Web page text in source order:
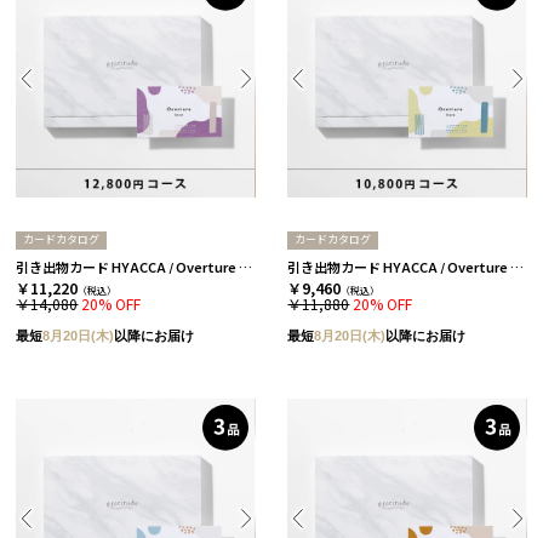
カードカタログ
引き出物カード HYACCA / Overture / 3品セレクト / スノー 【引き出物宅配】
￥11,220 （税込）
￥14,080 20% OFF
最短8月20日(木) 以降にお届け
カードカタログ
引き出物カード HYACCA / Overture / 3品セレクト / ストーン 【引き出物宅配】
￥9,460 （税込）
￥11,880 20% OFF
最短8月20日(木) 以降にお届け